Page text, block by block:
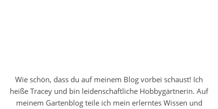
Wie schön, dass du auf meinem Blog vorbei schaust! Ich
heiße Tracey und bin leidenschaftliche Hobbygärtnerin. Auf
meinem Gartenblog teile ich mein erlerntes Wissen und